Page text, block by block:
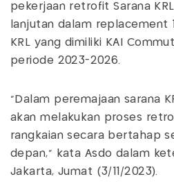
pekerjaan retrofit Sarana
lanjutan dalam replacement
KRL yang dimiliki KAI
periode 2023-2026.
“Dalam peremajaan sarana
akan melakukan proses
rangkaian secara bertahap
depan," kata Asdo dalam
Jakarta, Jumat (3/11/2023).